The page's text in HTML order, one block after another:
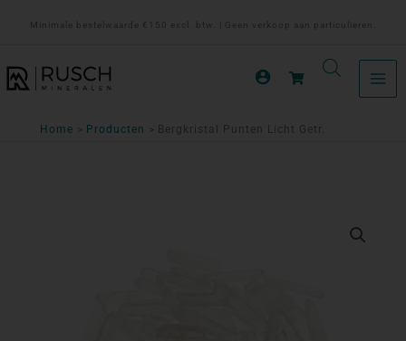
inhoud
Minimale bestelwaarde €150 excl. btw. | Geen verkoop aan particulieren.
Home Producten Bergkristal Punten Licht Getr.